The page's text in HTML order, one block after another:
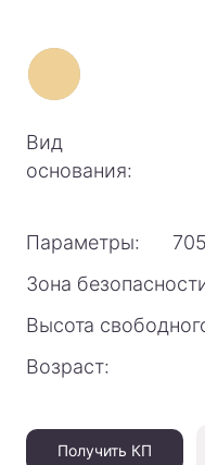
Вид
основания:
Параметры:
Зона
Высота
Возраст:
Получить КП